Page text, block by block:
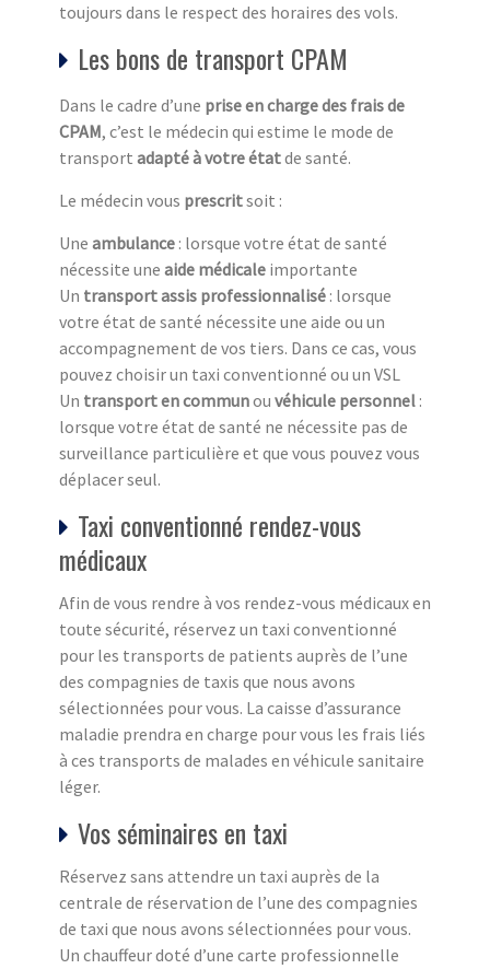
toujours dans le respect des horaires des vols.
Les bons de transport CPAM
Dans le cadre d’une prise en charge des frais de
CPAM, c’est le médecin qui estime le mode de
transport adapté à votre étatde santé.
Le médecin vous prescritsoit :
Une ambulance : lorsque votre état de santé
nécessite une aide médicale importante
Un transport assis professionnalisé : lorsque
votre état de santé nécessite une aide ou un
accompagnement de vos tiers. Dans ce cas, vous
pouvez choisir un taxi conventionné ou un VSL
Un transport en communou véhicule personnel :
lorsque votre état de santé ne nécessite pas de
surveillance particulière et que vous pouvez vous
déplacer seul.
Taxi conventionné rendez-vous
médicaux
Afin de vous rendre à vos rendez-vous médicaux en
toute sécurité, réservez un taxi conventionné
pour les transports de patients auprès de l’une
des compagnies de taxis que nous avons
sélectionnées pour vous. La caisse d’assurance
maladie prendra en charge pour vous les frais liés
à ces transports de malades en véhicule sanitaire
léger.
Vos séminaires en taxi
Réservez sans attendre un taxi auprès de la
centrale de réservation de l’une des compagnies
de taxi que nous avons sélectionnées pour vous.
Un chauffeur doté d’une carte professionnelle